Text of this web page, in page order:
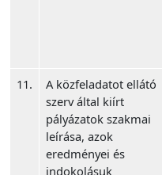
11.
A közfeladatot ellátó
szerv által kiírt
pályázatok szakmai
leírása, azok
eredményei és
indokolásuk